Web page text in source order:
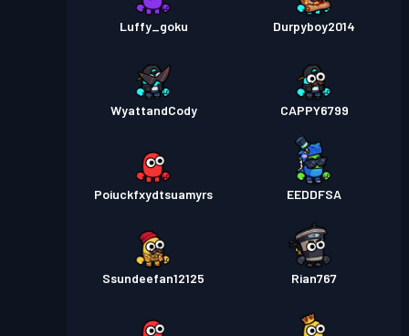
Luffy_goku Durpyboy2014
WyattandCody CAPPY6799
Poiuckfxydtsuamyrs EEDDFSA
Ssundeefan12125 Rian767